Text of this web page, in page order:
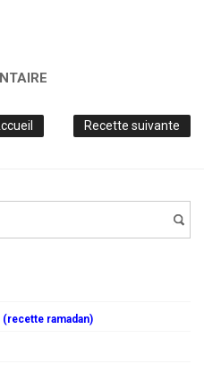
Recette suivante
(recette ramadan)